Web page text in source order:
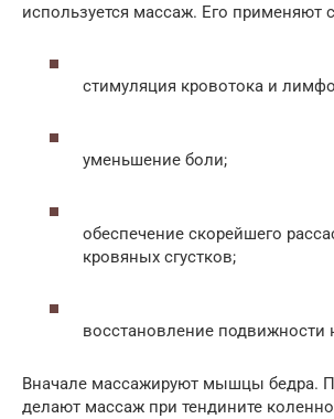
используется массаж. Его применяют
стимуляция кровотока и
уменьшение боли;
обеспечение скорейшего
кровяных сгустков;
восстановление подвижности
Вначале массажируют мышцы бедра.
делают массаж при тендините